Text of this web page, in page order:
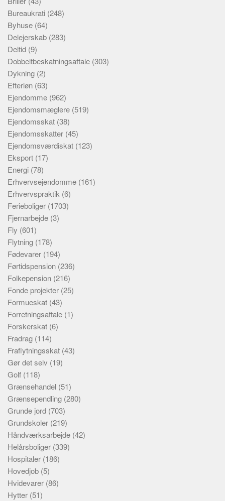
Bureaukrati (248)
Byhuse (64)
Delejerskab (283)
Deltid (9)
Dobbeltbeskatningsaftale (303)
Dykning (2)
Efterløn (63)
Ejendomme (962)
Ejendomsmæglere (519)
Ejendomsskat (38)
Ejendomsskatter (45)
Ejendomsværdiskat (123)
Eksport (17)
Energi (78)
Erhvervsejendomme (161)
Erhvervspraktik (6)
Ferieboliger (1703)
Fjernarbejde (3)
Fly (601)
Flytning (178)
Fødevarer (194)
Førtidspension (236)
Folkepension (216)
Fonde projekter (25)
Formueskat (43)
Forretningsaftale (1)
Forskerskat (6)
Fradrag (114)
Fraflytningsskat (43)
Gør det selv (19)
Golf (118)
Grænsehandel (51)
Grænsependling (280)
Grunde jord (703)
Grundskoler (219)
Håndværksarbejde (42)
Helårsboliger (339)
Hospitaler (186)
Hovedjob (5)
Hvidevarer (86)
Hytter (51)